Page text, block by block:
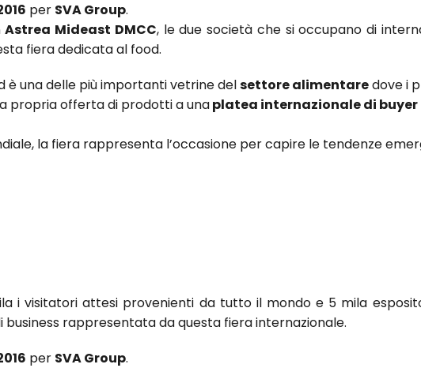
per SVA Group.
Astrea Mideast DMCC, le due società che si occupano di
fiera dedicata al food.
è una delle più importanti vetrine delsettore alimentaredove i
propria offerta di prodotti a unaplatea internazionale di buyer
la fiera rappresenta l’occasione per capire le tendenze
i visitatori attesi provenienti da tutto il mondo e 5 mila
rappresentata da questa fiera internazionale.
per SVA Group.